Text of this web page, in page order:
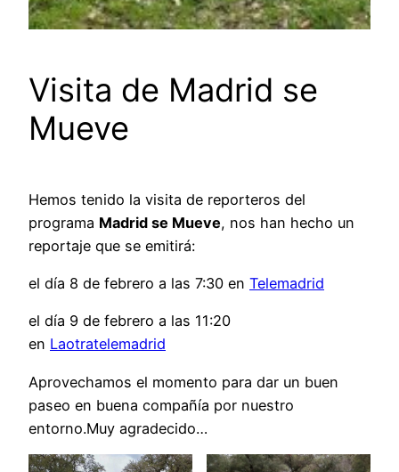
Visita de Madrid se
Mueve
Hemos tenido la visita de reporteros del
programa Madrid se Mueve, nos han hecho un
reportaje que se emitirá:
el día 8 de febrero a las 7:30 en Telemadrid
el día 9 de febrero a las 11:20
en Laotratelemadrid
Aprovechamos el momento para dar un buen
paseo en buena compañía por nuestro
entorno.Muy agradecido…